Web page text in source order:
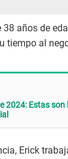
38 años de
tiempo al
2024: Estas
Erick